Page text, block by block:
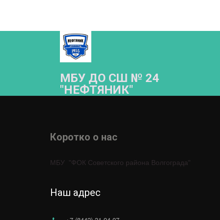
МБУ ДО СШ № 24
"НЕФТЯНИК"­­
Коротко о нас
МБУ  "ФОК Советского района Волгограда"
Наш адрес